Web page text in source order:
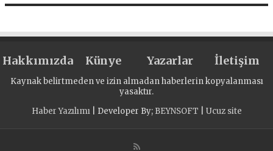
Hakkımızda Künye Yazarlar İletişim
Kaynak belirtmeden ve izin almadan haberlerin kopyalanması
yasaktır.
Haber Yazılımı| Developer By; BEYNSOFT Ucuz site